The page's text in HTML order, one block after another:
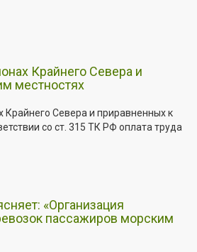
Крайнего Севера и
местностях
Крайнего Севера и приравненных к
со ст. 315 ТК РФ оплата труда
«Организация
пассажиров морским